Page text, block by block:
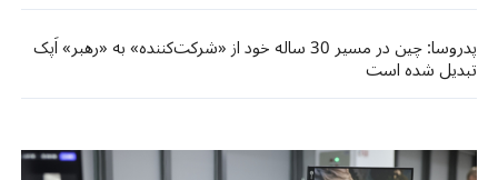
پدروسا: چین در مسیر 30 ساله خود از «شرکت‌کننده» به «رهبر» اَپک
تبدیل شده است